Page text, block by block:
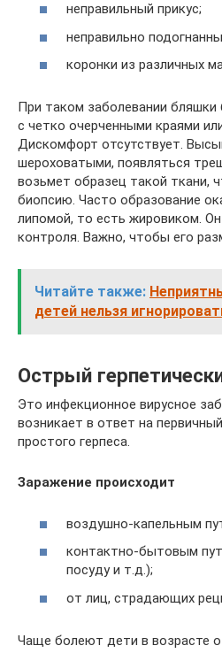
неправильный прикус;
неправильно
коронки из различных
При таком заболевании
с четко очерченными краями
Дискомфорт отсутствует.
шероховатыми, появляться
возьмет образец такой ткани,
биопсию. Часто образование
липомой, то есть жировиком.
контроля. Важно, чтобы его
Читайте также:
детей нельзя
Острый
Это инфекционное вирусное
возникает в ответ на
простого герпеса.
Заражение происходит
воздушно-капельным
контактно-бытовым
посуду и т.д.);
от лиц, страдающих
Чаще болеют дети в возрасте